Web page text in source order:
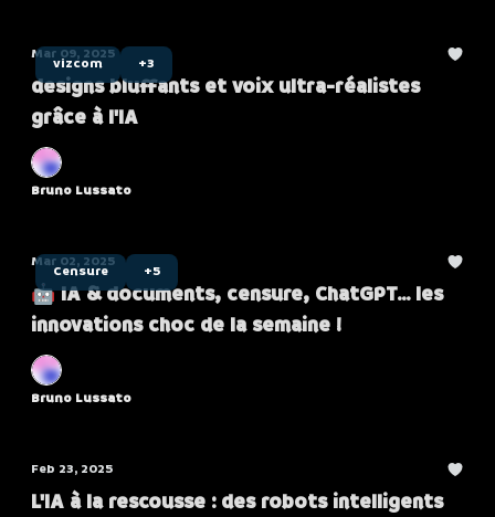
vizcom +3
Mar 09, 2025
designs bluffants et voix ultra-réalistes
grâce à l'IA
Bruno Lussato
Censure +5
Mar 02, 2025
🤖 IA & documents, censure, ChatGPT... les
innovations choc de la semaine !
Bruno Lussato
Feb 23, 2025
L'IA à la rescousse : des robots intelligents